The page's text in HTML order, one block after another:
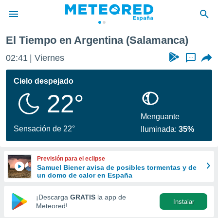
de
por
se
calidad.
a este
las
y
forma
digital
basada
El Tiempo en Argentina (Salamanca)
02:41 Viernes ...
Cielo despejado
22°
Sensación de 22°
Menguante
Iluminada:35%
Previsión para el eclipse
Samuel Biener avisa de posibles tormentas y de
un domo de calor en España
¡Descarga GRATIS la app de
Meteored!
Instalar